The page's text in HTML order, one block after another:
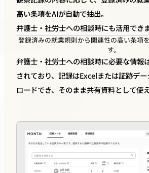
高い条項をAIが自動で抽出。
弁護士・社労士への相談時にも活用できま
登録済みの就業規則から関連性の高い条項
す。
弁護士・社労士への相談時に必要な情報
されており、記録はExcelまたは証跡デ
ロードでき、そのまま共有資料として使え